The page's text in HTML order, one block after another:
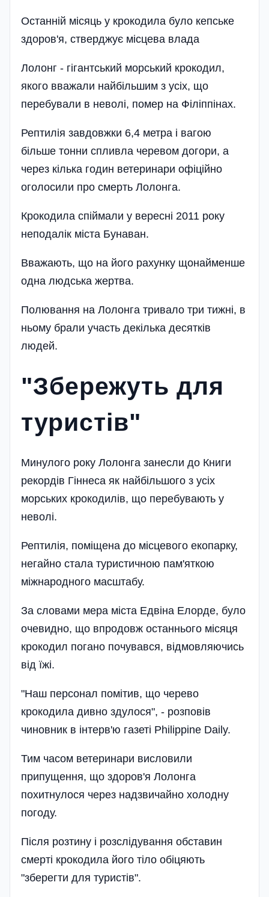
Останній місяць у крокодила було кепське
здоров'я, стверджує місцева влада
Лолонг - гігантський морський крокодил,
якого вважали найбільшим з усіх, що
перебували в неволі, помер на Філіппінах.
Рептилія завдовжки 6,4 метра і вагою
більше тонни спливла черевом догори, а
через кілька годин ветеринари офіційно
оголосили про смерть Лолонга.
Крокодила спіймали у вересні 2011 року
неподалік міста Бунаван.
Вважають, що на його рахунку щонайменше
одна людська жертва.
Полювання на Лолонга тривало три тижні, в
ньому брали участь декілька десятків
людей.
"Збережуть для
туристів"
Минулого року Лолонга занесли до Книги
рекордів Гіннеса як найбільшого з усіх
морських крокодилів, що перебувають у
неволі.
Рептилія, поміщена до місцевого екопарку,
негайно стала туристичною пам'яткою
міжнародного масштабу.
За словами мера міста Едвіна Елорде, було
очевидно, що впродовж останнього місяця
крокодил погано почувався, відмовляючись
від їжі.
"Наш персонал помітив, що черево
крокодила дивно здулося", - розповів
чиновник в інтерв'ю газеті Philippine Daily.
Тим часом ветеринари висловили
припущення, що здоров'я Лолонга
похитнулося через надзвичайно холодну
погоду.
Після розтину і розслідування обставин
смерті крокодила його тіло обіцяють
"зберегти для туристів".